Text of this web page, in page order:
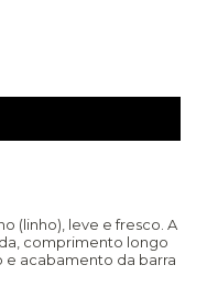
(linho), leve e fresco. A
comprimento longo
e acabamento da barra